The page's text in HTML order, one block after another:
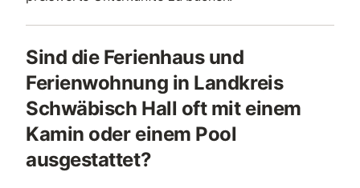
Sind die Ferienhaus und
Ferienwohnung in Landkreis
Schwäbisch Hall oft mit einem
Kamin oder einem Pool
ausgestattet?